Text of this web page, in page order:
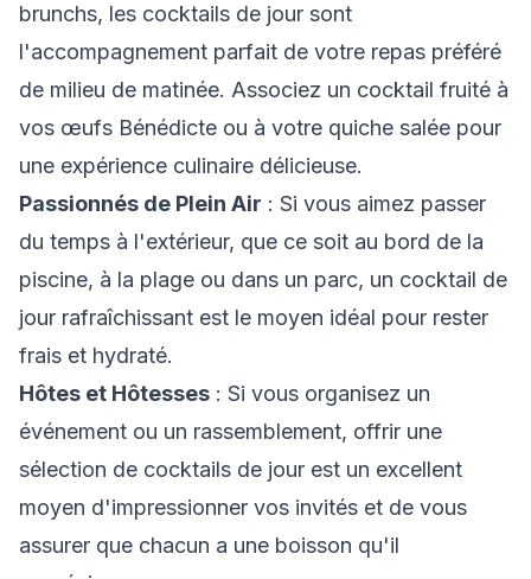
brunchs, les cocktails de jour sont
l'accompagnement parfait de votre repas préféré
de milieu de matinée. Associez un cocktail fruité à
vos œufs Bénédicte ou à votre quiche salée pour
une expérience culinaire délicieuse.
Passionnés de Plein Air : Si vous aimez passer
du temps à l'extérieur, que ce soit au bord de la
piscine, à la plage ou dans un parc, un cocktail de
jour rafraîchissant est le moyen idéal pour rester
frais et hydraté.
Hôtes et Hôtesses : Si vous organisez un
événement ou un rassemblement, offrir une
sélection de cocktails de jour est un excellent
moyen d'impressionner vos invités et de vous
assurer que chacun a une boisson qu'il